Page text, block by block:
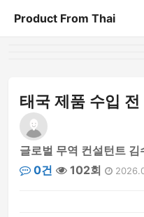
Product From Thai
태국 제품 수입
글로벌 무역 컨설턴트 김
0건
102회